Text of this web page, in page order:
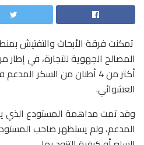
تمكنت فرقة الأبحاث والتفتيش
المصالح الجهوية للتجارة، في إطار
أكثر من 4 أطنان من السكر
العشوائي.
وقد تمت مداهمة المستودع الذي
المدعم، ولم يستظهر صاحب